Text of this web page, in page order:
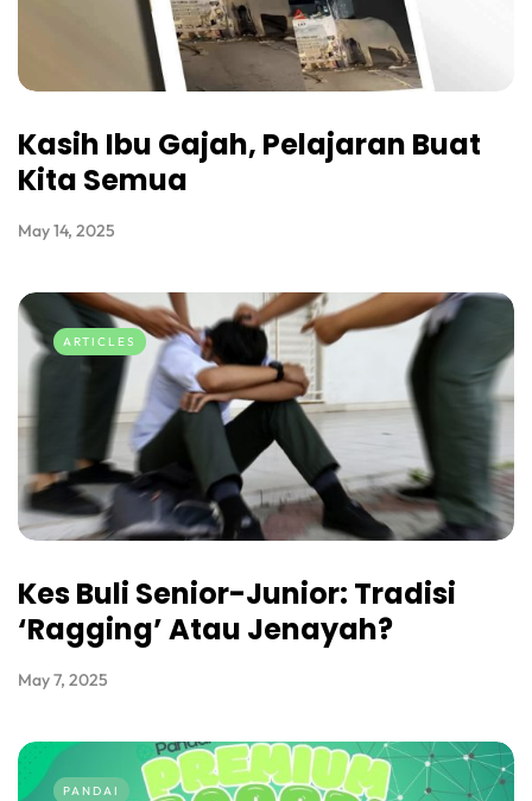
Kasih Ibu Gajah, Pelajaran Buat
Kita Semua
May 14, 2025
ARTICLES
Kes Buli Senior-Junior: Tradisi
‘Ragging’ Atau Jenayah?
May 7, 2025
PANDAI